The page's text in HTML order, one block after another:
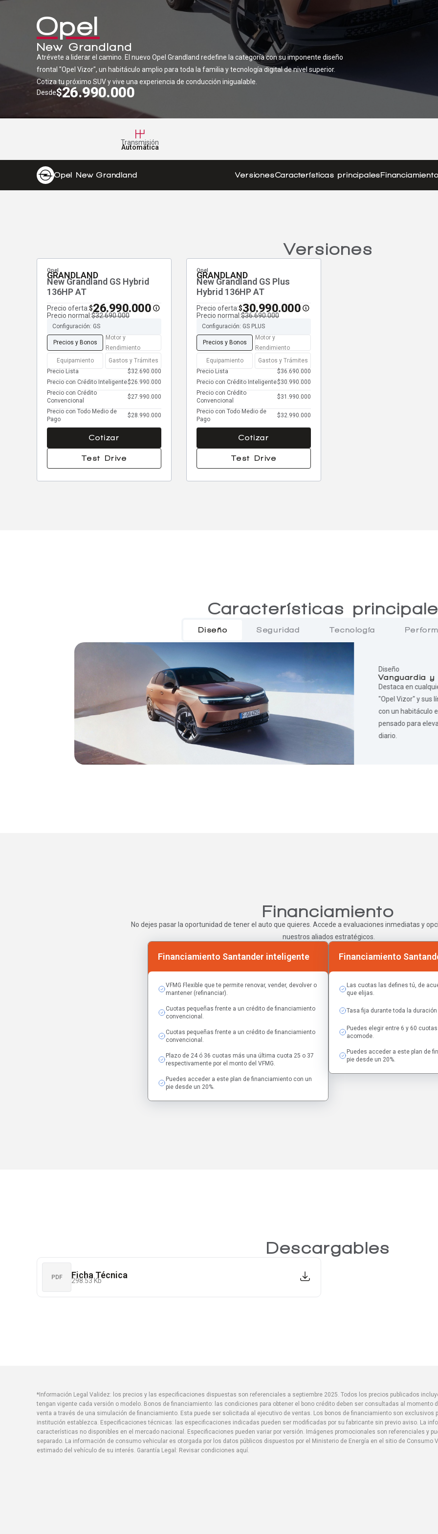
Opel
New Grandland
Atrévete a liderar el camino. El nuevo Opel Grandland redefine la categoría con su imponente diseño
frontal "Opel Vizor", un habitáculo amplio para toda la familia y tecnología digital de nivel superior.
Cotiza tu próximo SUV y vive una experiencia de conducción inigualable.
Desde$26.990.000
Transmisión
Automática
Opel New Grandland VersionesCaracterísticas principalesFinanciamiento
Versiones
Opel
GRANDLAND
New Grandland GS Hybrid
136HP AT
Precio oferta:$26.990.000
Precio normal:$32.690.000
Configuración: GS
Precios y Bonos
Motor y
Rendimiento
Equipamiento
Gastos y Trámites
Precio Lista
$32.690.000
Precio con Crédito Inteligente$26.990.000
Precio con Crédito
Convencional
$27.990.000
Precio con Todo Medio de
Pago
$28.990.000
Cotizar
Test Drive
Opel
GRANDLAND
New Grandland GS Plus
Hybrid 136HP AT
Precio oferta:$30.990.000
Precio normal:$36.690.000
Configuración: GS PLUS
Precios y Bonos
Motor y
Rendimiento
Equipamiento
Gastos y Trámites
Precio Lista
$36.690.000
Precio con Crédito Inteligente$30.990.000
Precio con Crédito
Convencional
$31.990.000
Precio con Todo Medio de
Pago
$32.990.000
Cotizar
Test Drive
Características
Diseño Seguridad Tecnología
Diseño
Vanguardia
Destaca en
"Opel Vizor" y sus
con un habitáculo
pensado para
diario.
Financiamiento
No dejes pasar la oportunidad de tener el auto que quieres. Accede a evaluaciones inmediatas y
nuestros aliados estratégicos.
Financiamiento Santander inteligente
VFMG Flexible que te permite renovar, vender, devolver o
mantener (refinanciar).
Cuotas pequeñas frente a un crédito de financiamiento
convencional.
Cuotas pequeñas frente a un crédito de financiamiento
convencional.
Plazo de 24 ó 36 cuotas más una última cuota 25 o 37
respectivamente por el monto del VFMG.
Puedes acceder a este plan de financiamiento con un
pie desde un 20%.
Financiamiento
Las cuotas las defines tú, de
que elijas.
Tasa fija durante toda la
Puedes elegir entre 6 y 60
acomode.
Puedes acceder a este plan de
pie desde un 20%.
Descargables
PDF Ficha Técnica
298.53 Kb
*Información Legal Validez: los precios y las especificaciones dispuestas son referenciales a septiembre 2025. Todos los precios publicados
tengan vigente cada versión o modelo. Bonos de financiamiento: las condiciones para obtener el bono crédito deben ser consultadas al
venta a través de una simulación de financiamiento. Esta puede ser solicitada al ejecutivo de ventas. Los bonos de financiamiento son
institución establezca. Especificaciones técnicas: las especificaciones indicadas pueden ser modificadas por su fabricante sin previo aviso. La
características no disponibles en el mercado nacional. Especificaciones pueden variar por versión. Imágenes promocionales son referenciales y
separado. La información de consumo vehicular es otorgada por los datos públicos dispuestos por el Ministerio de Energía en el sitio de
estimado del vehículo de su interés. Garantía Legal: Revisar condiciones aquí.